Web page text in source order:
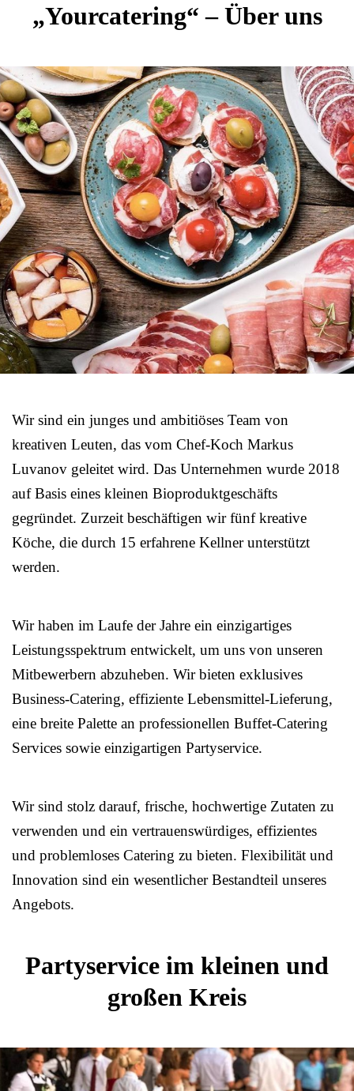
„Yourcatering“ – Über uns
Wir sind ein junges und ambitiöses Team von
kreativen Leuten, das vom Chef-Koch Markus
Luvanov geleitet wird. Das Unternehmen wurde 2018
auf Basis eines kleinen Bioproduktgeschäfts
gegründet. Zurzeit beschäftigen wir fünf kreative
Köche, die durch 15 erfahrene Kellner unterstützt
werden.
Wir haben im Laufe der Jahre ein einzigartiges
Leistungsspektrum entwickelt, um uns von unseren
Mitbewerbern abzuheben. Wir bieten exklusives
Business-Catering, effiziente Lebensmittel-Lieferung,
eine breite Palette an professionellen Buffet-Catering
Services sowie einzigartigen Partyservice.
Wir sind stolz darauf, frische, hochwertige Zutaten zu
verwenden und ein vertrauenswürdiges, effizientes
und problemloses Catering zu bieten. Flexibilität und
Innovation sind ein wesentlicher Bestandteil unseres
Angebots.
Partyservice im kleinen und
großen Kreis